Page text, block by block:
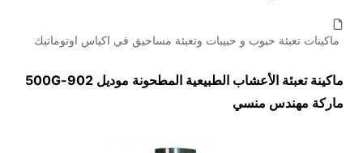
ماكينات تعبئة حبوب و حبيبات وتعبئة مساحيق في اكياس اوتوماتيك
ماكينة تعبئة الأعشاب الطبيعية المطحونة موديل 902-500G
ماركة مهندس منسي